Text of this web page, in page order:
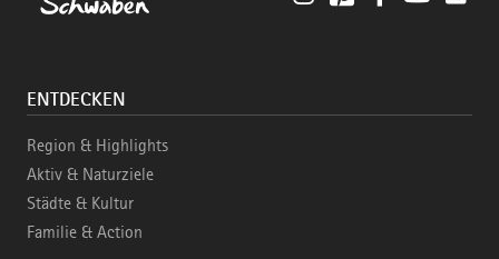
ENTDECKEN
Region & Highlights
Aktiv & Naturziele
Städte & Kultur
Familie & Action